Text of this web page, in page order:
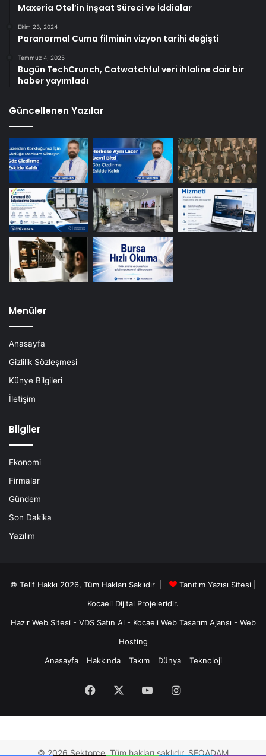
Maxeria Otel’in İnşaat Süreci ve İddialar
Ekim 23, 2024
Paranormal Cuma filminin vizyon tarihi değişti
Temmuz 4, 2025
Bugün TechCrunch, Catwatchful veri ihlaline dair bir
haber yayımladı
Güncellenen Yazılar
Menüler
Anasayfa
Gizlilik Sözleşmesi
Künye Bilgileri
İletişim
Bilgiler
Ekonomi
Firmalar
Gündem
Son Dakika
Yazılım
© Telif Hakkı 2026, Tüm Hakları Saklıdır |
Tanıtım Yazısı Sitesi |
Kocaeli Dijital Projeleridir.
Hazır Web Sitesi- VDS Satın Al - Kocaeli Web Tasarım Ajansı - Web
Hosting
Anasayfa
Hakkında Takım Dünya Teknoloji
Facebook YouTubeInstagram
© 2026 Sektorce. Tüm hakları saklıdır. SEOADAM